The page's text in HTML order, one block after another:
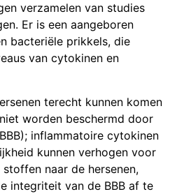
verzamelen van studies
Er is een aangeboren
bacteriële prikkels, die
van cytokinen en
terecht kunnen komen
worden beschermd door
inflammatoire cytokinen
kunnen verhogen voor
naar de hersenen,
integriteit van de BBB af te